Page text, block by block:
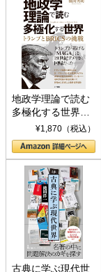
地政学理論で読む
多極化する世界：
トランプとBRICS
の挑戦
¥1,870（税込）
古典に学ぶ現代世